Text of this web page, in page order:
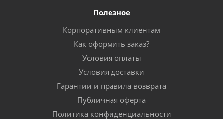
Полезное
Корпоративным клиентам
Как оформить заказ?
Условия оплаты
Условия доставки
Гарантии и правила возврата
Публичная оферта
Политика конфиденциальности